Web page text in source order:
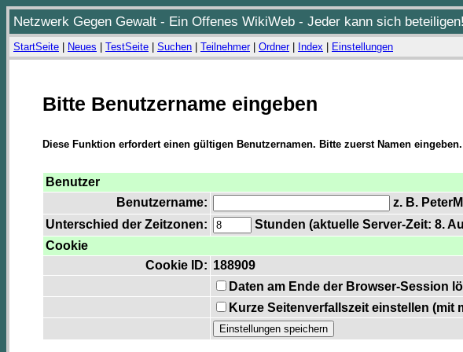
Netzwerk Gegen Gewalt - Ein Offenes WikiWeb - Jeder kann sich beteiligen!
StartSeite Neues TestSeite Suchen Teilnehmer| Ordner| Index Einstellungen
Bitte Benutzername eingeben
Diese Funktion erfordert einen gültigen Benutzernamen. Bitte zuerst Namen eingeben.
Benutzer
Benutzername:
z. B.
Unterschied der Zeitzonen:
Stunden (aktuelle Server-Zeit: 8.
Cookie
Cookie ID: 188909
Daten am Ende der Browser-Session
Kurze Seitenverfallszeit einstellen